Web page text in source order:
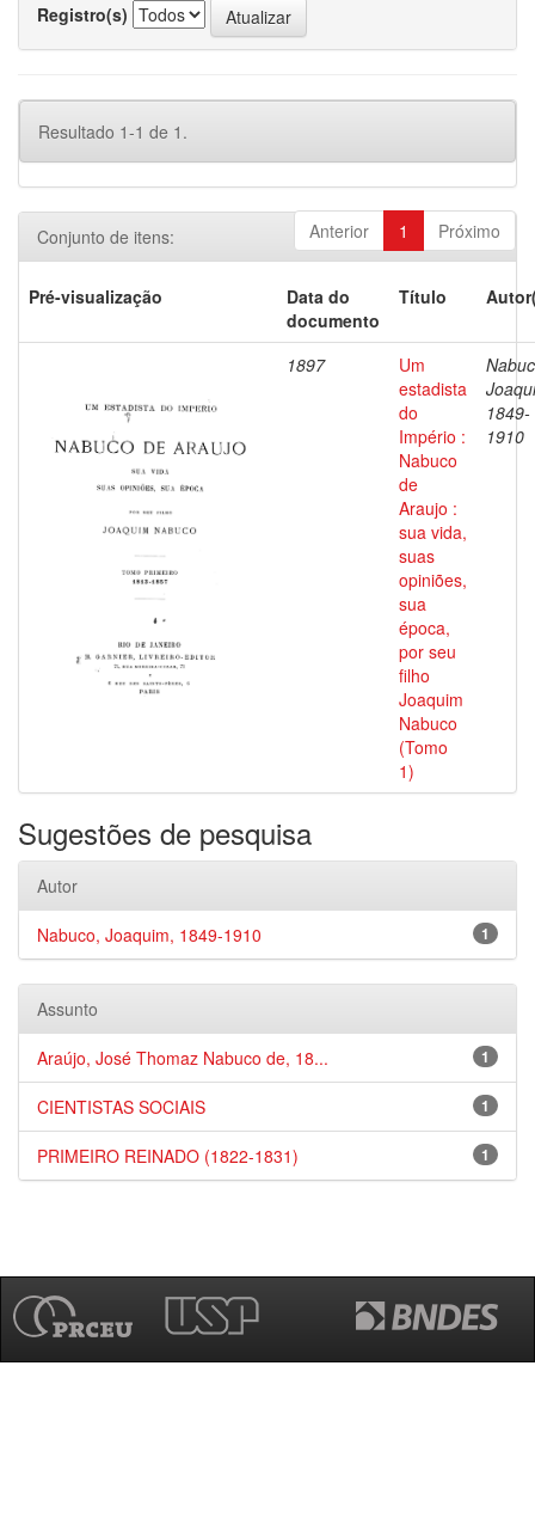
Registro(s)
Resultado 1-1 de 1.
Anterior 1 Próximo
Conjunto de itens:
Pré-visualização
Data do
documento
Título
1897
Um
estadista
do
Império :
Nabuco
de
Araujo :
sua vida,
suas
opiniões,
sua
época,
por seu
filho
Joaquim
Nabuco
(Tomo
1)
1849-
1910
Sugestões de pesquisa
Autor
1
Nabuco, Joaquim, 1849-1910
Assunto
1
Araújo, José Thomaz Nabuco de, 18...
1
CIENTISTAS SOCIAIS
1
PRIMEIRO REINADO (1822-1831)